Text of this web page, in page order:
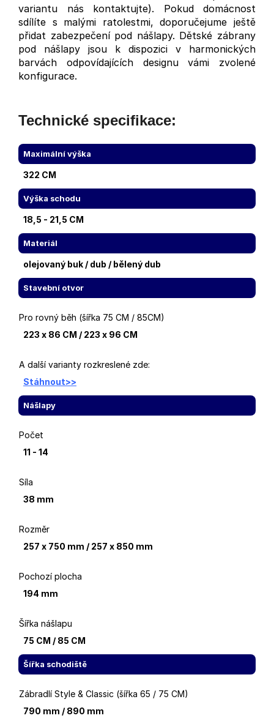
variantu nás kontaktujte). Pokud domácnost
sdílíte s malými ratolestmi, doporučejume ještě
přidat zabezpečení pod nášlapy. Dětské zábrany
pod nášlapy jsou k dispozici v harmonických
barvách odpovídajících designu vámi zvolené
konfigurace.
Technické specifikace:
Maximální výška
322 CM
Výška schodu
18,5 - 21,5 CM
Materiál
olejovaný buk / dub / bělený dub
Stavební otvor
Pro rovný běh (šířka 75 CM / 85CM)
223 x 86 CM / 223 x 96 CM
A další varianty rozkreslené zde:
Stáhnout>>
Nášlapy
Počet
11 - 14
Síla
38 mm
Rozměr
257 x 750 mm / 257 x 850 mm
Pochozí plocha
194 mm
Šířka nášlapu
75 CM / 85 CM
Šířka schodiště
Zábradlí Style & Classic (šířka 65 / 75 CM)
790 mm / 890 mm